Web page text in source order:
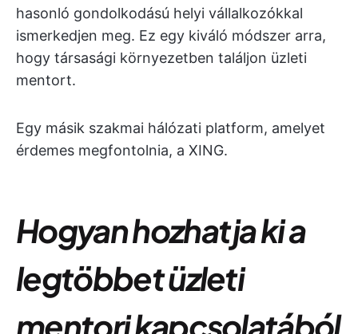
hasonló gondolkodású helyi vállalkozókkal
ismerkedjen meg. Ez egy kiváló módszer arra,
hogy társasági környezetben találjon üzleti
mentort.
Egy másik szakmai hálózati platform, amelyet
érdemes megfontolnia, a XING.
Hogyan hozhatja ki a
legtöbbet üzleti
mentori kapcsolatából